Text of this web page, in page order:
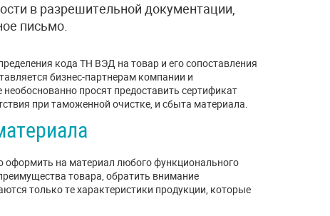
в разрешительной документации,
письмо.
кода ТН ВЭД на товар и его сопоставления
бизнес-партнерам компании и
просят предоставить сертификат
при таможенной очистке, и сбыта материала.
на материал любого функционального
товара, обратить внимание
только те характеристики продукции, которые